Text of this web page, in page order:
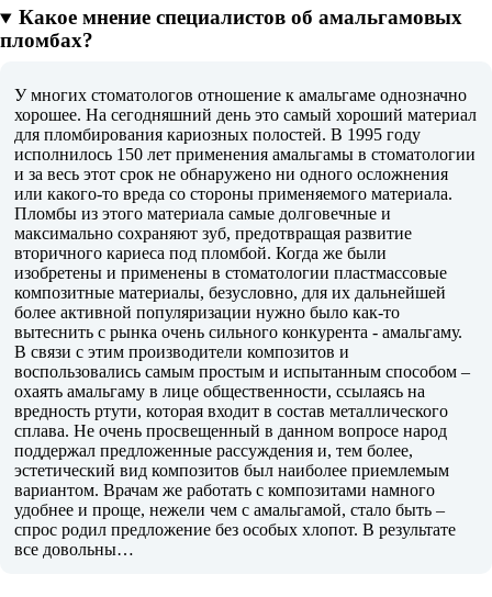
Какое мнение специалистов об амальгамовых
пломбах?
У многих стоматологов отношение к амальгаме однозначно
хорошее. На сегодняшний день это самый хороший материал
для пломбирования кариозных полостей. В 1995 году
исполнилось 150 лет применения амальгамы в стоматологии
и за весь этот срок не обнаружено ни одного осложнения
или какого-то вреда со стороны применяемого материала.
Пломбы из этого материала самые долговечные и
максимально сохраняют зуб, предотвращая развитие
вторичного кариеса под пломбой. Когда же были
изобретены и применены в стоматологии пластмассовые
композитные материалы, безусловно, для их дальнейшей
более активной популяризации нужно было как-то
вытеснить с рынка очень сильного конкурента - амальгаму.
В связи с этим производители композитов и
воспользовались самым простым и испытанным способом –
охаять амальгаму в лице общественности, ссылаясь на
вредность ртути, которая входит в состав металлического
сплава. Не очень просвещенный в данном вопросе народ
поддержал предложенные рассуждения и, тем более,
эстетический вид композитов был наиболее приемлемым
вариантом. Врачам же работать с композитами намного
удобнее и проще, нежели чем с амальгамой, стало быть –
спрос родил предложение без особых хлопот. В результате
все довольны…